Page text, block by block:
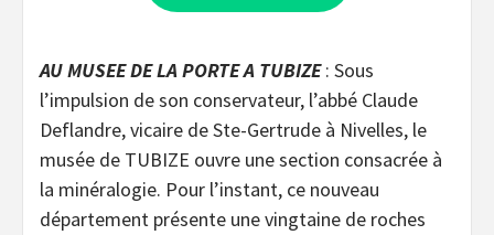
AU MUSEE DE LA PORTE A TUBIZE: Sous
l’impulsion de son conservateur, l’abbé Claude
Deflandre, vicaire de Ste-Gertrude à Nivelles, le
musée de TUBIZE ouvre une section consacrée à
la minéralogie. Pour l’instant, ce nouveau
département présente une vingtaine de roches